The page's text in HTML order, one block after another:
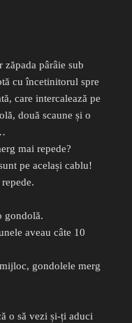
pârâie sub
cu încetinitorul spre
care intercalează pe
două scaune și o
mai repede?
pe același cablu!
gondolă.
aveau câte 10
gondolele merg
o să vezi și-ți aduci